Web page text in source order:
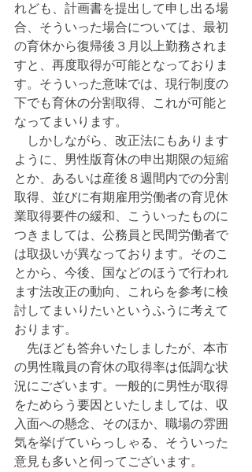
れども、計画書を提出して申し出る場
合、そういった場合については、最初
の育休から復帰後３月以上勤務されま
すと、再度取得が可能となっておりま
す。そういった意味では、現行制度の
下でも育休の分割取得、これが可能と
なってまいります。
しかしながら、改正法にもあります
ように、男性版育休の申出期限の短縮
とか、あるいは産後８週間内での分割
取得、並びに有期雇用労働者の育児休
業取得要件の緩和、こういったものに
つきましては、公務員と民間労働者で
は取扱いが異なっております。そのこ
とから、今後、国などのほうで行われ
ます法改正の動向、これらを参考に検
討してまいりたいというふうに考えて
おります。
先ほども答弁いたしましたが、本市
の男性職員の育休の取得率は低調な状
況にございます。一般的に男性が取得
をためらう要因といたしましては、収
入面への懸念、そのほか、職場の雰囲
気を挙げていらっしゃる、そういった
意見も多いと伺ってございます。